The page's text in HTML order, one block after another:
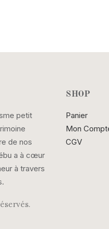
petit
de nos
a à cœur
à travers
SHOP
Panier
Mon
CGV